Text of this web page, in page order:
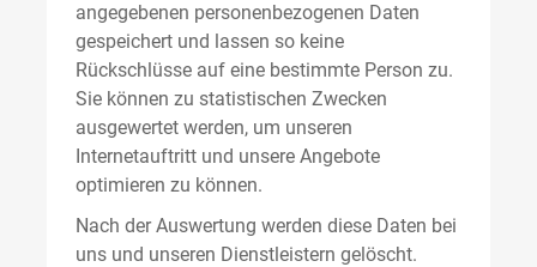
angegebenen personenbezogenen Daten
gespeichert und lassen so keine
Rückschlüsse auf eine bestimmte Person zu.
Sie können zu statistischen Zwecken
ausgewertet werden, um unseren
Internetauftritt und unsere Angebote
optimieren zu können.
Nach der Auswertung werden diese Daten bei
uns und unseren Dienstleistern gelöscht.